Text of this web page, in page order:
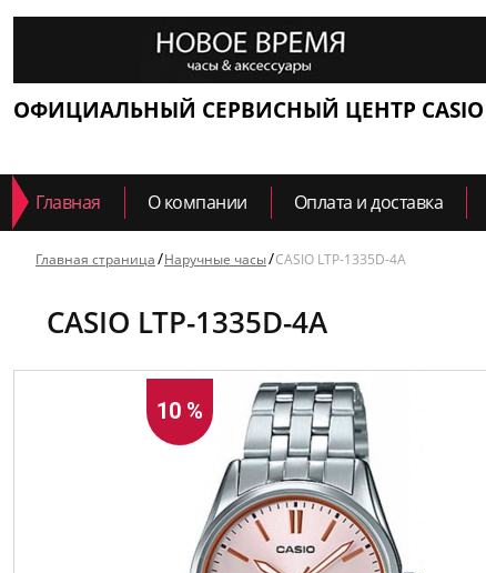
ОФИЦИАЛЬНЫЙ СЕРВИСНЫЙ ЦЕНТР CASIO
Главная О компании Оплата и доставка
Главная страница Наручные часы CASIO LTP-1335D-4A
CASIO LTP-1335D-4A
10 %